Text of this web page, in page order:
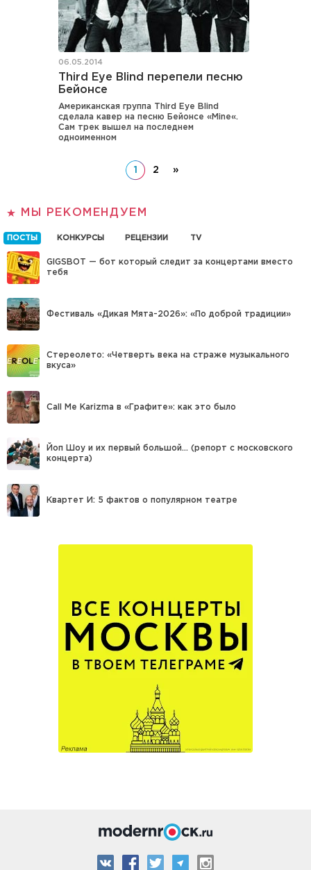
06.05.2014
Third Eye Blind перепели песню
Бейонсе
Американская группа Third Eye Blind
сделала кавер на песню Бейонсе «Mine«.
Сам трек вышел на последнем
одноименном
1 2 »
МЫ РЕКОМЕНДУЕМ
ПОСТЫ КОНКУРСЫ РЕЦЕНЗИИ TV
GIGSBOT — бот который следит за концертами вместо
тебя
Фестиваль «Дикая Мята-2026»: «По доброй традиции»
Стереолето: «Четверть века на страже музыкального
вкуса»
Call Me Karizma в «Графите»: как это было
Йоп Шоу и их первый большой… (репорт с московского
концерта)
Квартет И: 5 фактов о популярном театре